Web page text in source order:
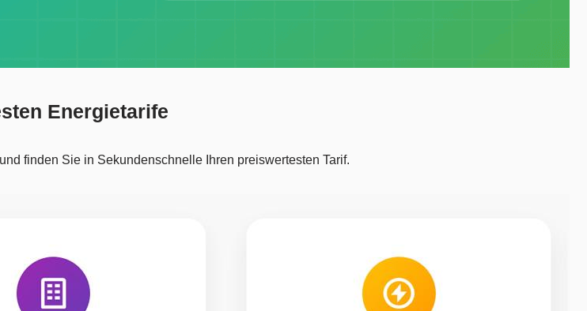
Energietarife
finden Sie in Sekundenschnelle Ihren preiswertesten Tarif.